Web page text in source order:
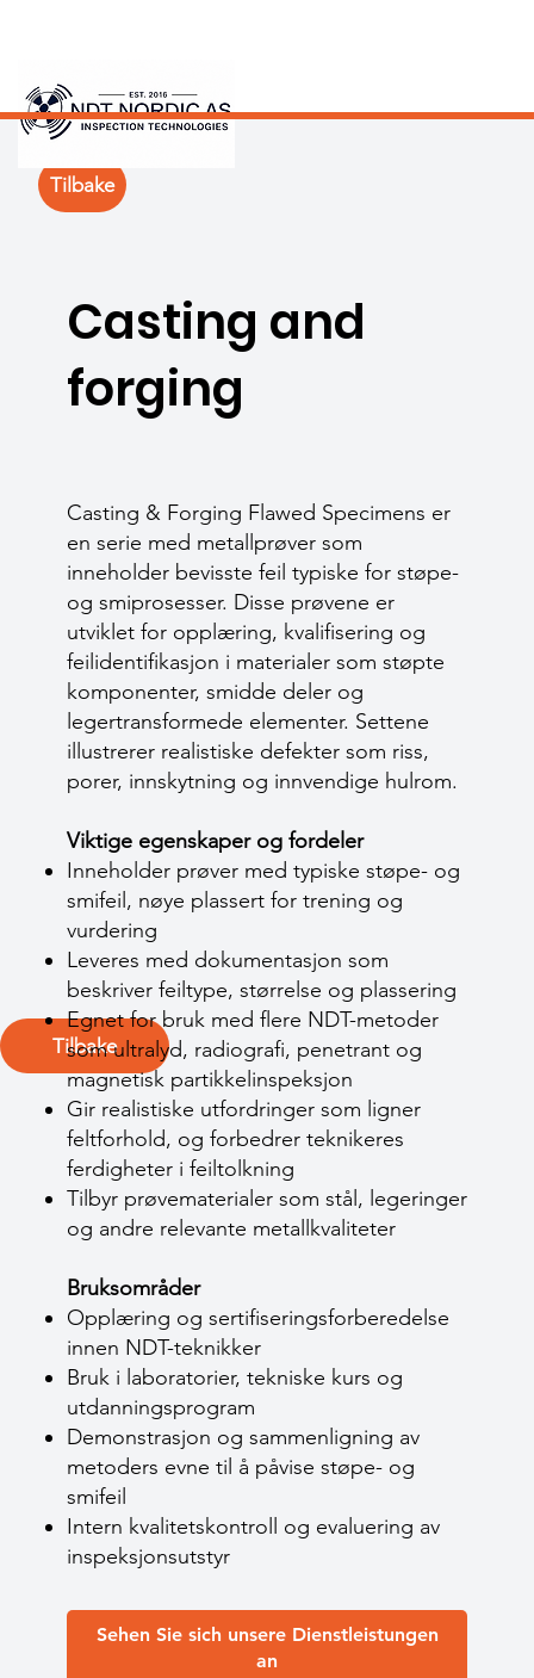
Tilbake
Casting and
forging
Casting & Forging Flawed Specimens er
en serie med metallprøver som
inneholder bevisste feil typiske for støpe-
og smiprosesser. Disse prøvene er
utviklet for opplæring, kvalifisering og
feilidentifikasjon i materialer som støpte
komponenter, smidde deler og
legertransformede elementer. Settene
illustrerer realistiske defekter som riss,
porer, innskytning og innvendige hulrom.
Viktige egenskaper og fordeler
Inneholder prøver med typiske støpe- og
smifeil, nøye plassert for trening og
vurdering
Leveres med dokumentasjon som
beskriver feiltype, størrelse og plassering
Egnet for bruk med flere NDT-metoder
som ultralyd, radiografi, penetrant og
magnetisk partikkelinspeksjon
Gir realistiske utfordringer som ligner
feltforhold, og forbedrer teknikeres
ferdigheter i feiltolkning
Tilbyr prøvematerialer som stål, legeringer
og andre relevante metallkvaliteter
Bruksområder
Opplæring og sertifiseringsforberedelse
innen NDT-teknikker
Bruk i laboratorier, tekniske kurs og
utdanningsprogram
Demonstrasjon og sammenligning av
metoders evne til å påvise støpe- og
smifeil
Intern kvalitetskontroll og evaluering av
inspeksjonsutstyr
Sehen Sie sich unsere Dienstleistungen
an
Tilbake